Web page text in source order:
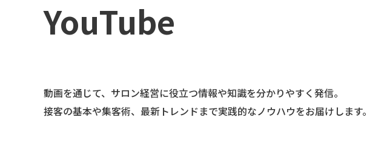
YouTube
動画を通じて、サロン経営に役立つ情報や知識を分かりやすく発信。
接客の基本や集客術、最新トレンドまで実践的なノウハウをお届けします。